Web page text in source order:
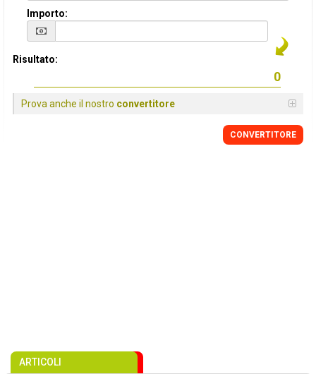
Importo:
Risultato:
Prova anche il nostro convertitore
CONVERTITORE
ARTICOLI